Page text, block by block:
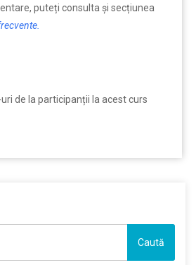
puteți consulta şi secțiunea
de la participanții la acest curs